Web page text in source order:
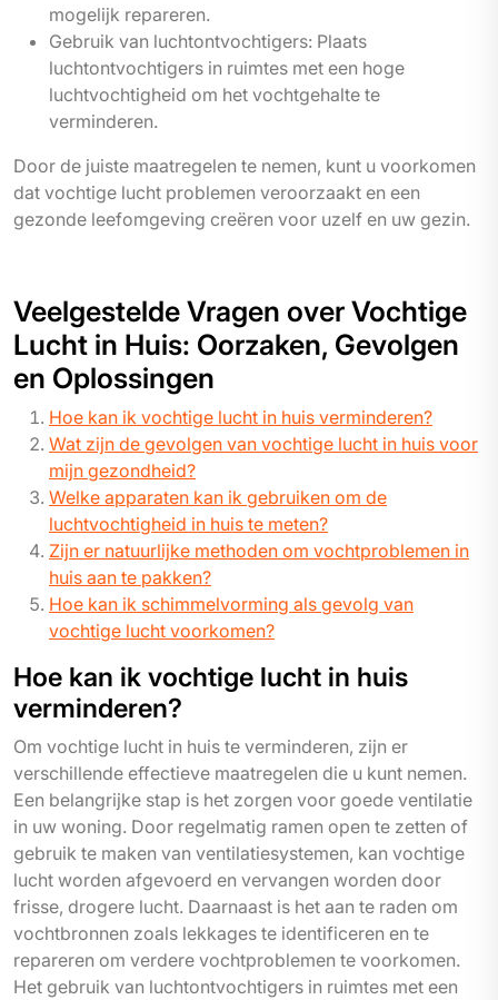
mogelijk repareren.
Gebruik van luchtontvochtigers: Plaats
luchtontvochtigers in ruimtes met een hoge
luchtvochtigheid om het vochtgehalte te
verminderen.
Door de juiste maatregelen te nemen, kunt u voorkomen
dat vochtige lucht problemen veroorzaakt en een
gezonde leefomgeving creëren voor uzelf en uw gezin.
Veelgestelde Vragen over Vochtige
Lucht in Huis: Oorzaken, Gevolgen
en Oplossingen
Hoe kan ik vochtige lucht in huis verminderen?
Wat zijn de gevolgen van vochtige lucht in huis voor
mijn gezondheid?
Welke apparaten kan ik gebruiken om de
luchtvochtigheid in huis te meten?
Zijn er natuurlijke methoden om vochtproblemen in
huis aan te pakken?
Hoe kan ik schimmelvorming als gevolg van
vochtige lucht voorkomen?
Hoe kan ik vochtige lucht in huis
verminderen?
Om vochtige lucht in huis te verminderen, zijn er
verschillende effectieve maatregelen die u kunt nemen.
Een belangrijke stap is het zorgen voor goede ventilatie
in uw woning. Door regelmatig ramen open te zetten of
gebruik te maken van ventilatiesystemen, kan vochtige
lucht worden afgevoerd en vervangen worden door
frisse, drogere lucht. Daarnaast is het aan te raden om
vochtbronnen zoals lekkages te identificeren en te
repareren om verdere vochtproblemen te voorkomen.
Het gebruik van luchtontvochtigers in ruimtes met een